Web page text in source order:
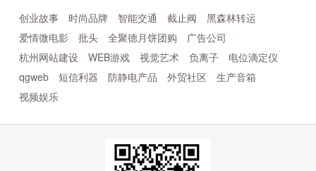
创业故事 时尚品牌 智能交通 截止阀
黑森林转运
爱情微电影
批头 全聚德月饼团购
广告公司
杭州网站建设
WEB游戏 视觉艺术 负离子
电位滴定仪
qgweb
短信利器 防静电产品 外贸社区
生产音箱
视频娱乐